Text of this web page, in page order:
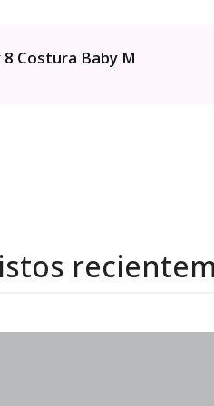
Costura Baby M